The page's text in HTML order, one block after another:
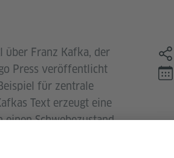
über Franz Kafka, der
Press veröffentlicht
für zentrale
Text erzeugt eine
Schwebezustand